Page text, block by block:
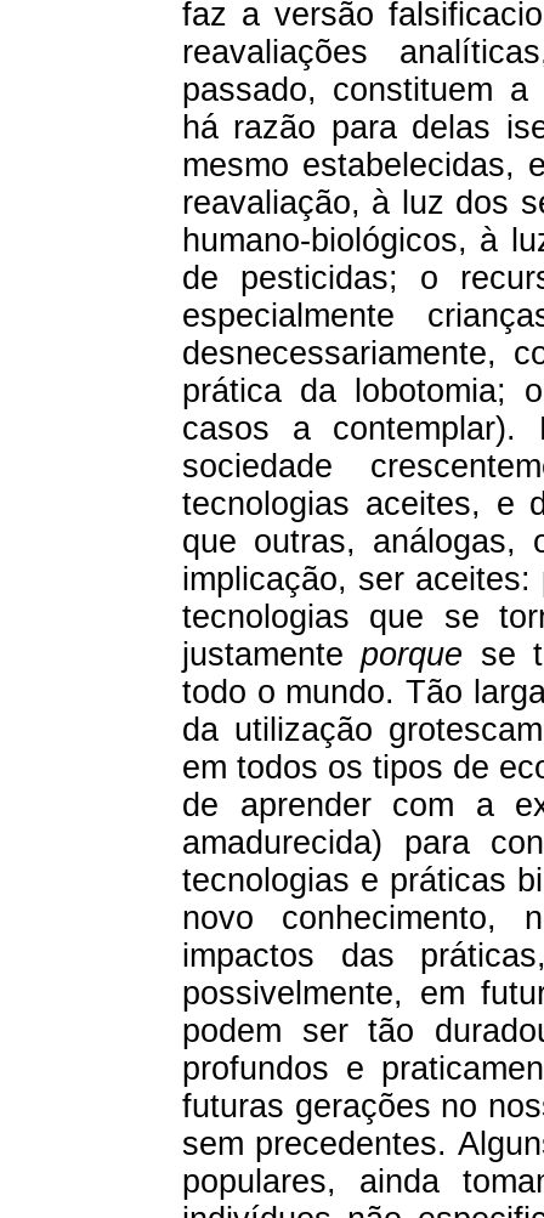
faz a versão
reavaliações
passado, constituem
há razão para delas
mesmo estabelecidas,
reavaliação, à luz dos
humano-biológicos, à
de pesticidas; o
especialmente
desnecessariamente,
prática da lobotomia;
casos a contemplar).
sociedade
tecnologias aceites, e
que outras, análogas,
implicação, ser
tecnologias que se
justamente porque se
todo o mundo. Tão
da utilização
em todos os tipos de
de aprender com a
amadurecida) para
tecnologias e práticas
novo conhecimento,
impactos das
possivelmente, em
podem ser tão
profundos e
futuras gerações no
sem precedentes.
populares, ainda